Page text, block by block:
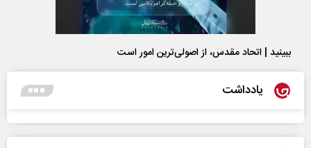
ببینید | اتحاد مقدس، از اصولی‌ترین امور است
یادداشت